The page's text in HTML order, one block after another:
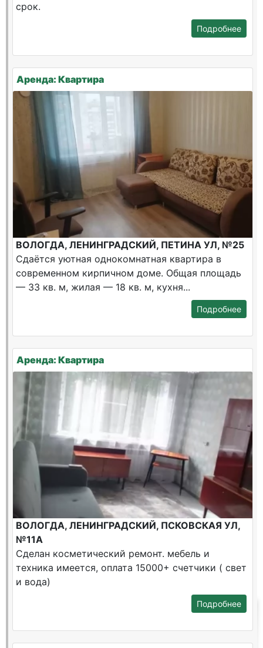
срок.
Подробнее
Аренда: Квартира
ВОЛОГДА, ЛЕНИНГРАДСКИЙ, ПЕТИНА УЛ, №25
Сдаётся уютная однокомнатная квартира в
современном кирпичном доме. Общая площадь
— 33 кв. м, жилая — 18 кв. м, кухня...
Подробнее
Аренда: Квартира
ВОЛОГДА, ЛЕНИНГРАДСКИЙ, ПСКОВСКАЯ УЛ,
№11А
Сделан косметический ремонт. мебель и
техника имеется, оплата 15000+ счетчики ( свет
и вода)
Подробнее